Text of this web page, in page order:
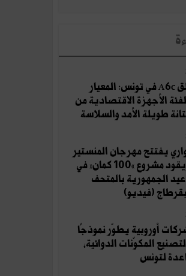
أوبو تطلق A6c في تونس: المعيار
الأجهزة الاقتصادية من
طويلة الأمد والسلاسة
يفتتح مهرجان المنستير
الدولي ويقود مشروع «100 كمان» في
الجمهورية بالمتحف
(فيديو)
أوروبية يطوّر نموذجًا
المكوّنات الدوائية،
لتونس